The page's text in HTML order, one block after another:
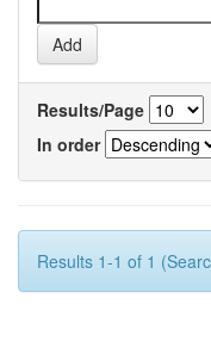
Results/Page
In order
Results 1-1 of 1